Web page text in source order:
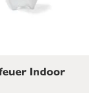
Indoor